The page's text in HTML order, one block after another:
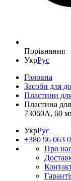
Порівняння
УкрРус
Головна
Засоби для
Пластини
Пластина
73060A, 60
УкрРус
+380 96 063
Про